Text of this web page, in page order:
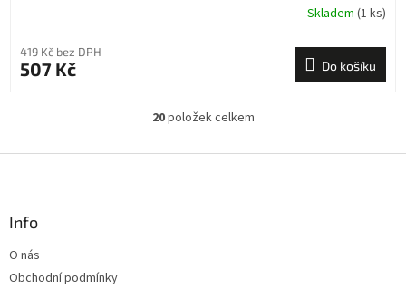
Skladem (1 ks)
419 Kč bez DPH
507 Kč Do košíku
O
l
20položek celkem
Info
O nás
Obchodní podmínky